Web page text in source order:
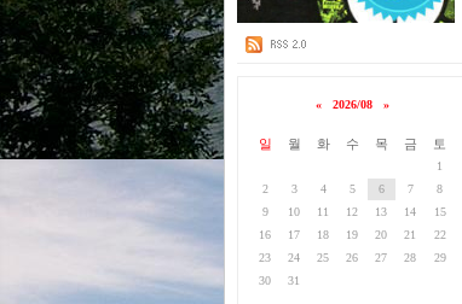
« 2026/08 »
일 월 화 수 목 금 토
1
2
3 4 5 6 7
8
9
10 11 12 13 14
15
16
17 18 19 20 21
22
23
24 25 26 27 28
29
30
31